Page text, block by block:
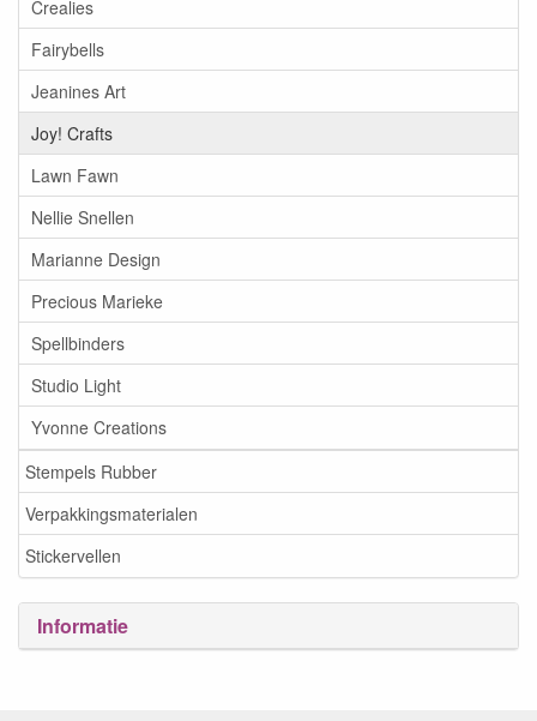
Crealies
Fairybells
Jeanines Art
Joy! Crafts
Lawn Fawn
Nellie Snellen
Marianne Design
Precious Marieke
Spellbinders
Studio Light
Yvonne Creations
Stempels Rubber
Verpakkingsmaterialen
Stickervellen
Informatie